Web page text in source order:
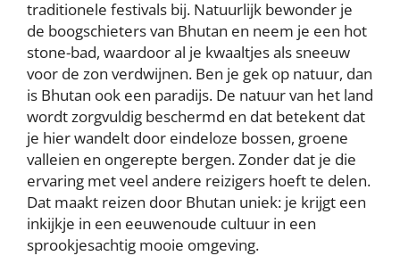
traditionele festivals bij. Natuurlijk bewonder je
de boogschieters van Bhutan en neem je een hot
stone-bad, waardoor al je kwaaltjes als sneeuw
voor de zon verdwijnen. Ben je gek op natuur, dan
is Bhutan ook een paradijs. De natuur van het land
wordt zorgvuldig beschermd en dat betekent dat
je hier wandelt door eindeloze bossen, groene
valleien en ongerepte bergen. Zonder dat je die
ervaring met veel andere reizigers hoeft te delen.
Dat maakt reizen door Bhutan uniek: je krijgt een
inkijkje in een eeuwenoude cultuur in een
sprookjesachtig mooie omgeving.